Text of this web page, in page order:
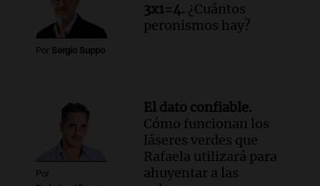
Por Sergio Suppo
3x1=4. ¿Cuántos
peronismos hay?
Por
El dato confiable.
Cómo funcionan los
láseres verdes que
Rafaela utilizará para
ahuyentar a las